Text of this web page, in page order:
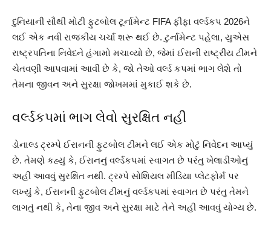
દુનિયાની સૌથી મોટી ફુટબોલ ટૂર્નામેન્ટ FIFA ફીફા વર્લ્ડકપ 2026ને
લઈ એક નવી રાજકીય ચર્ચા શરૂ થઈ છે. ટુર્નામેન્ટ પહેલા, યુએસ
રાષ્ટ્રપતિના નિવેદને હંગામો મચાવ્યો છે, જેમાં ઈરાની રાષ્ટ્રીય ટીમને
ચેતવણી આપવામાં આવી છે કે, જો તેઓ વર્લ્ડ કપમાં ભાગ લેશે તો
તેમના જીવન અને સુરક્ષા જોખમમાં મુકાઈ શકે છે.
વર્લ્ડકપમાં ભાગ લેવો સુરક્ષિત નહી
ડોનાલ્ડ ટ્રમ્પે ઈરાનની ફુટબોલ ટીમને લઈ એક મોટું નિવેદન આપ્યું
છે. તેમણે કહ્યું કે, ઈરાનનું વર્લ્ડકપમાં સ્વાગત છે પરંતુ ખેલાડીઓનું
અહી આવવું સુરક્ષિત નથી. ટ્રમ્પે સોશિયલ મીડિયા પ્લેટફોર્મ પર
લખ્યું કે, ઈરાનની ફુટબોલ ટીમનું વર્લ્ડકપમાં સ્વાગત છે પરંતુ તેમને
લાગતું નથી કે, તેના જીવ અને સુરક્ષા માટે તેને અહી આવવું યોગ્ય છે.